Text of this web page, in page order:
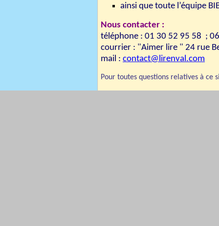
ainsi que toute l’équipe
Nous contacter :
téléphone : 01 30 52 95 58 ;
courrier : "Aimer lire " 24 rue
mail : contact@lirenval.com
Pour toutes questions relatives à ce